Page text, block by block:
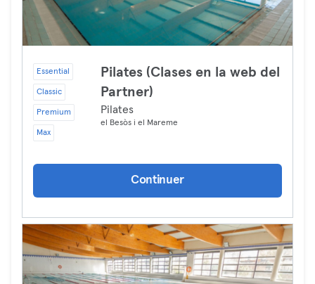
Essential
Classic
Premium
Max
Pilates (Clases en la web del
Partner)
Pilates
el Besòs i el Mareme
Continuer